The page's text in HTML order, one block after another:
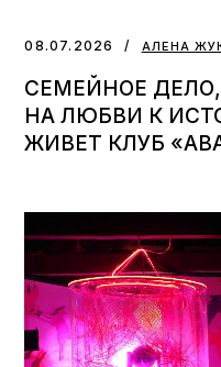
08.07.2026 АЛЕНА
СЕМЕЙНОЕ
НА ЛЮБВИ К
ЖИВЕТ КЛУБ